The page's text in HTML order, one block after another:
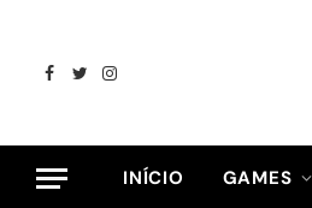
Facebook
TwitterInstagram
INÍCIO GAMES